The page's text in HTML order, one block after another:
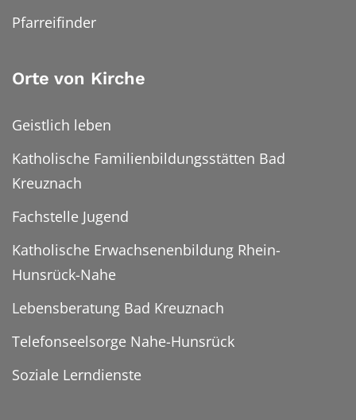
Pfarreifinder
Orte von Kirche
Geistlich leben
Katholische Familienbildungsstätten Bad
Kreuznach
Fachstelle Jugend
Katholische Erwachsenenbildung Rhein-
Hunsrück-Nahe
Lebensberatung Bad Kreuznach
Telefonseelsorge Nahe-Hunsrück
Soziale Lerndienste